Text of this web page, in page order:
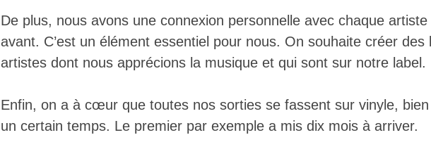
De plus, nous avons une connexion personnelle avec chaque artiste
avant. C’est un élément essentiel pour nous. On souhaite créer des
artistes dont nous apprécions la musique et qui sont sur notre label.
Enfin, on a à cœur que toutes nos sorties se fassent sur vinyle,
un certain temps. Le premier par exemple a mis dix mois à arriver.